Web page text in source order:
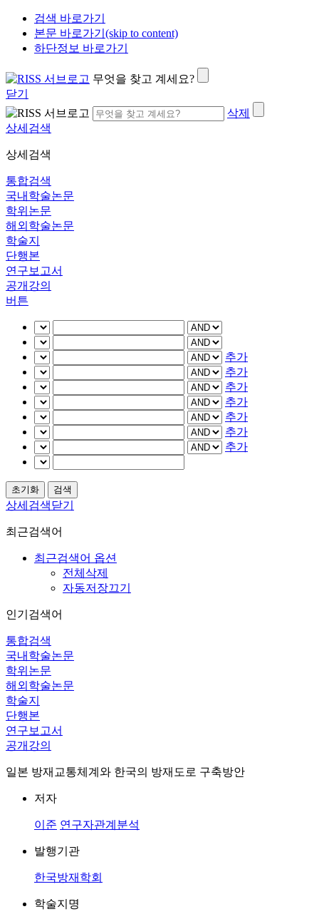
검색 바로가기
본문 바로가기(skip to content)
하단정보 바로가기
무엇을 찾고 계세요?
닫기
삭제
상세검색
상세검색
통합검색
국내학술논문
학위논문
해외학술논문
학술지
단행본
연구보고서
공개강의
버튼
추가
추가
추가
추가
추가
추가
추가
상세검색닫기
최근검색어
최근검색어 옵션
전체삭제
자동저장끄기
인기검색어
통합검색
국내학술논문
학위논문
해외학술논문
학술지
단행본
연구보고서
공개강의
일본 방재교통체계와 한국의 방재도로 구축방안
저자
이준 연구자관계분석
발행기관
한국방재학회
학술지명